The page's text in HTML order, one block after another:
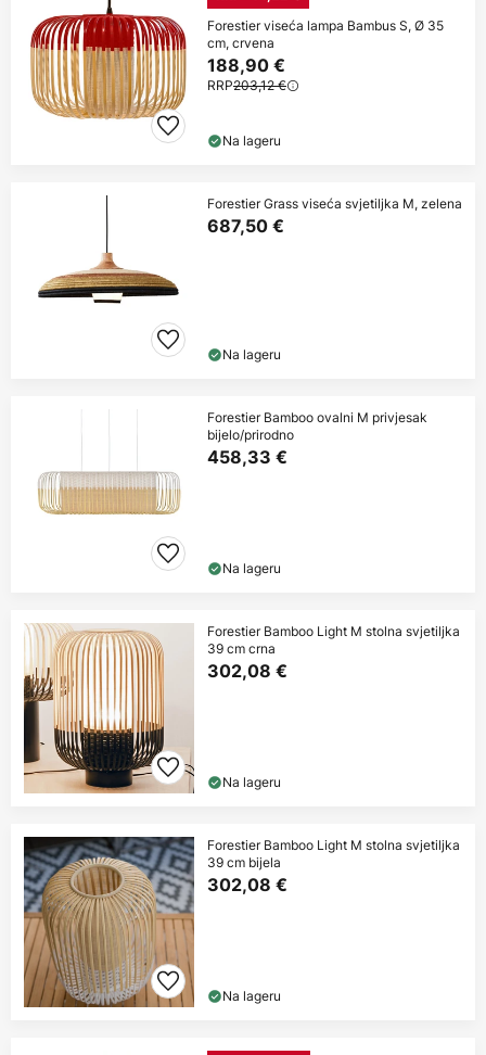
Forestier viseća lampa Bambus S, Ø 35
cm, crvena
188,90 €
RRP203,12 €
Na lageru
Forestier Grass viseća svjetiljka M, zelena
687,50 €
Na lageru
Forestier Bamboo ovalni M privjesak
bijelo/prirodno
458,33 €
Na lageru
Forestier Bamboo Light M stolna svjetiljka
39 cm crna
302,08 €
Na lageru
Forestier Bamboo Light M stolna svjetiljka
39 cm bijela
302,08 €
Na lageru